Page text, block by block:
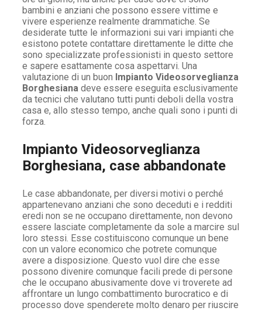
bambini e anziani che possono essere vittime e
vivere esperienze realmente drammatiche. Se
desiderate tutte le informazioni sui vari impianti che
esistono potete contattare direttamente le ditte che
sono specializzate professionisti in questo settore
e sapere esattamente cosa aspettarvi. Una
valutazione di un buon Impianto Videosorveglianza
Borghesiana deve essere eseguita esclusivamente
da tecnici che valutano tutti punti deboli della vostra
casa e, allo stesso tempo, anche quali sono i punti di
forza.
Impianto Videosorveglianza
Borghesiana, case abbandonate
Le case abbandonate, per diversi motivi o perché
appartenevano anziani che sono deceduti e i redditi
eredi non se ne occupano direttamente, non devono
essere lasciate completamente da sole a marcire sul
loro stessi. Esse costituiscono comunque un bene
con un valore economico che potrete comunque
avere a disposizione. Questo vuol dire che esse
possono divenire comunque facili prede di persone
che le occupano abusivamente dove vi troverete ad
affrontare un lungo combattimento burocratico e di
processo dove spenderete molto denaro per riuscire